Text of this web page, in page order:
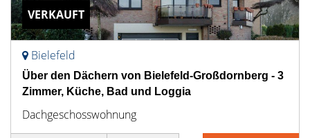
VERKAUFT
Bielefeld
Über den Dächern von Bielefeld-Großdornberg - 3
Zimmer, Küche, Bad und Loggia
Dachgeschosswohnung